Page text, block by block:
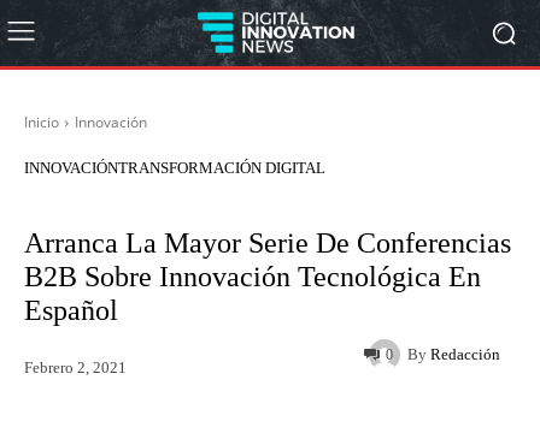
Inicio Innovación
INNOVACIÓNTRANSFORMACIÓN DIGITAL
Arranca La Mayor Serie De Conferencias
B2B Sobre Innovación Tecnológica En
Español
By Redacción
Febrero 2, 2021
0